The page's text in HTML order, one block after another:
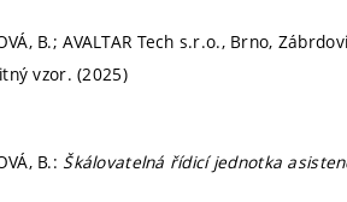
B.; AVALTAR Tech s.r.o., Brno,
vzor. (2025)
B.: Škálovatelná řídicí jednotka